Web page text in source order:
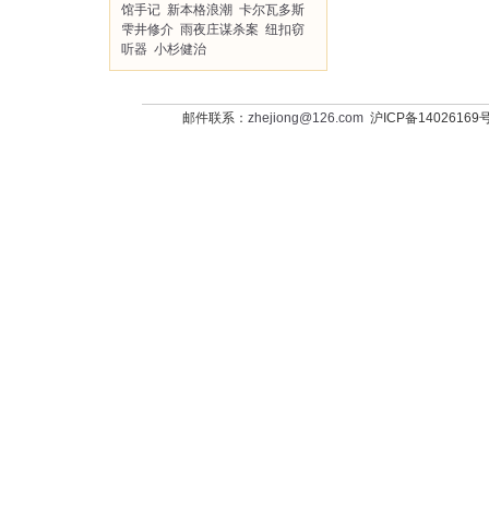
馆手记 新本格浪潮 卡尔瓦多斯
雫井修介 雨夜庄谋杀案 纽扣窃
听器 小杉健治
邮件联系： zhejiong@126.com沪ICP备14026169